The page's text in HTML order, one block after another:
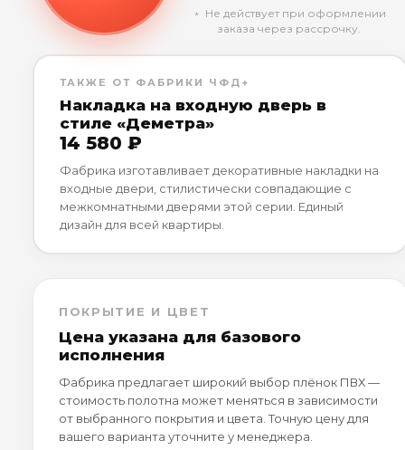
﹡ Не действует при оформлении
заказа через рассрочку.
ТАКЖЕ ОТ ФАБРИКИ ЧФД+
Накладка на входную дверь в
стиле «Деметра»
14 580 ₽
Фабрика изготавливает декоративные накладки на
входные двери, стилистически совпадающие с
межкомнатными дверями этой серии. Единый
дизайн для всей квартиры.
ПОКРЫТИЕ И ЦВЕТ
Цена указана для базового
исполнения
Фабрика предлагает широкий выбор плёнок ПВХ —
стоимость полотна может меняться в зависимости
от выбранного покрытия и цвета. Точную цену для
вашего варианта уточните у менеджера.